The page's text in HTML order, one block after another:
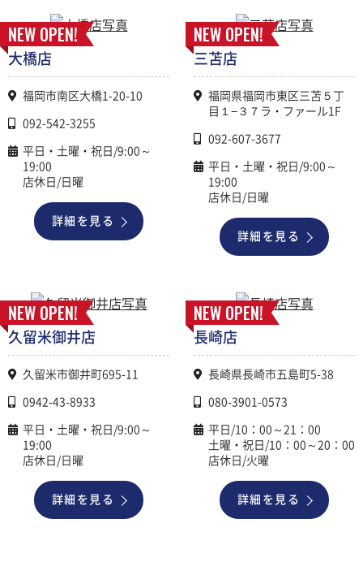
NEW OPEN!
大橋店
福岡市南区大橋1-20-10
092-542-3255
平日・土曜・祝日/9:00～
19:00
店休日/日曜
詳細を見る
NEW OPEN!
三苫店
福岡県福岡市東区三苫５丁
目１−３７ラ・ファール1F
092-607-3677
平日・土曜・祝日/9:00～
19:00
店休日/日曜
詳細を見る
NEW OPEN!
久留米御井店
久留米市御井町695-11
0942-43-8933
平日・土曜・祝日/9:00～
19:00
店休日/日曜
詳細を見る
NEW OPEN!
長崎店
長崎県長崎市五島町5-38
080-3901-0573
平日/10：00～21：00
土曜・祝日/10：00～20：00
店休日/火曜
詳細を見る